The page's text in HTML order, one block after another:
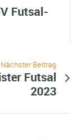
Futsal-
Nächster Beitrag
Futsal
2023